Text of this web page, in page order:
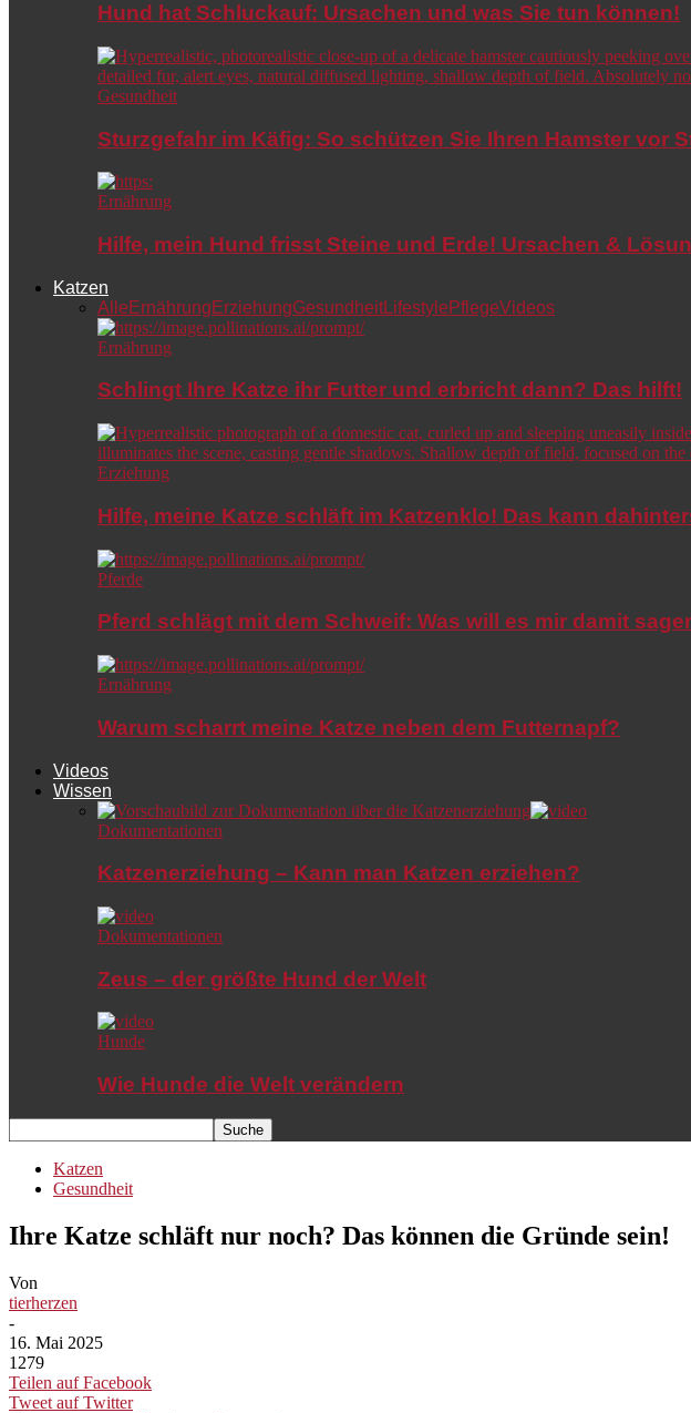
Hund hat Schluckauf: Ursachen und was Sie tun können!
Gesundheit
Sturzgefahr im Käfig: So schützen Sie Ihren Hamster vor
Ernährung
Hilfe, mein Hund frisst Steine und Erde! Ursachen &
Katzen
Alle Ernährung ErziehungGesundheitLifestyle PflegeVideos
Ernährung
Schlingt Ihre Katze ihr Futter und erbricht dann? Das hilft!
Erziehung
Hilfe, meine Katze schläft im Katzenklo! Das kann
Pferde
Pferd schlägt mit dem Schweif: Was will es mir damit
Ernährung
Warum scharrt meine Katze neben dem Futternapf?
Videos
Wissen
Dokumentationen
Katzenerziehung – Kann man Katzen erziehen?
Dokumentationen
Zeus – der größte Hund der Welt
Hunde
Wie Hunde die Welt verändern
Katzen
Gesundheit
Ihre Katze schläft nur noch? Das können die Gründe sein!
Von
tierherzen
-
16. Mai 2025
1279
Teilen auf Facebook
Tweet auf Twitter